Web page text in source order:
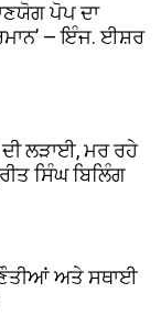
ਪੋਪ ਦਾ
— ਇੰਜ. ਈਸ਼ਰ
ਲੜਾਈ, ਮਰ ਰਹੇ
ਸਿੰਘ ਬਿਲਿੰਗ
ਅਤੇ ਸਥਾਈ